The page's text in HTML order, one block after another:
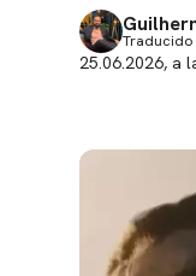
Traducido
25.06.2026, a